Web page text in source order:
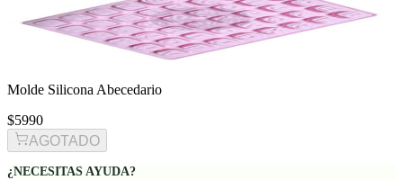
Molde Silicona Abecedario
$5990
AGOTADO
¿NECESITAS AYUDA?